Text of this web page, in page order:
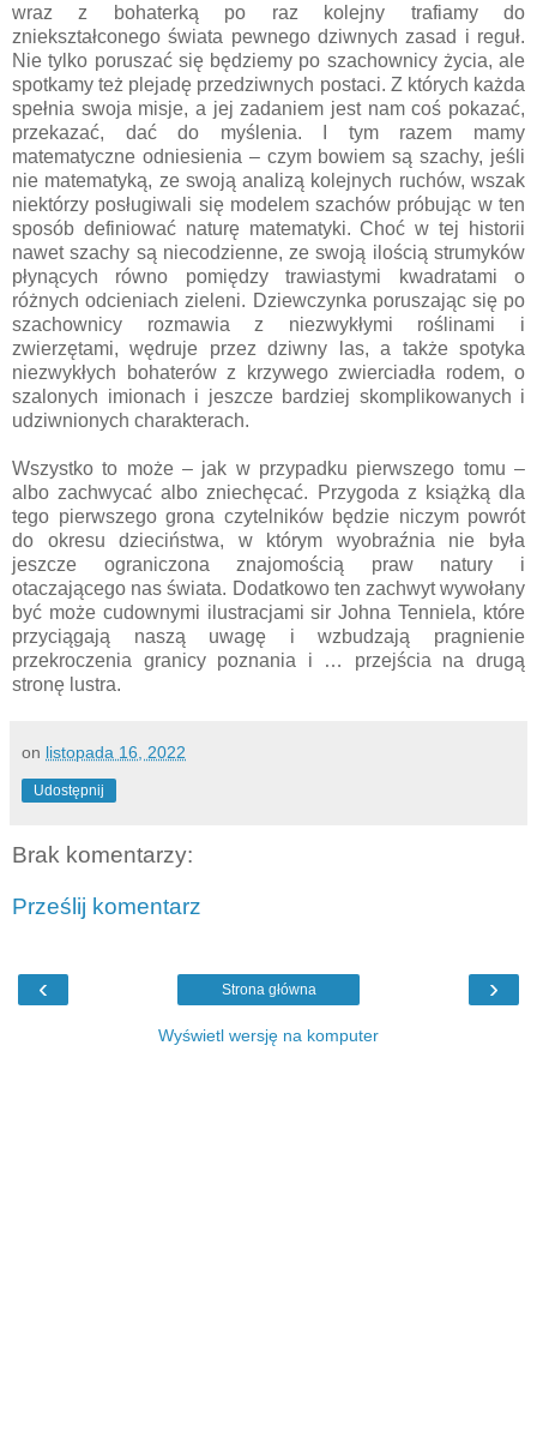
wraz z bohaterką po raz kolejny trafiamy do
zniekształconego świata pewnego dziwnych zasad i reguł.
Nie tylko poruszać się będziemy po szachownicy życia, ale
spotkamy też plejadę przedziwnych postaci. Z których każda
spełnia swoja misje, a jej zadaniem jest nam coś pokazać,
przekazać, dać do myślenia. I tym razem mamy
matematyczne odniesienia – czym bowiem są szachy, jeśli
nie matematyką, ze swoją analizą kolejnych ruchów, wszak
niektórzy posługiwali się modelem szachów próbując w ten
sposób definiować naturę matematyki. Choć w tej historii
nawet szachy są niecodzienne, ze swoją ilością strumyków
płynących równo pomiędzy trawiastymi kwadratami o
różnych odcieniach zieleni. Dziewczynka poruszając się po
szachownicy rozmawia z niezwykłymi roślinami i
zwierzętami, wędruje przez dziwny las, a także spotyka
niezwykłych bohaterów z krzywego zwierciadła rodem, o
szalonych imionach i jeszcze bardziej skomplikowanych i
udziwnionych charakterach.
Wszystko to może – jak w przypadku pierwszego tomu –
albo zachwycać albo zniechęcać. Przygoda z książką dla
tego pierwszego grona czytelników będzie niczym powrót
do okresu dzieciństwa, w którym wyobraźnia nie była
jeszcze ograniczona znajomością praw natury i
otaczającego nas świata. Dodatkowo ten zachwyt wywołany
być może cudownymi ilustracjami sir Johna Tenniela, które
przyciągają naszą uwagę i wzbudzają pragnienie
przekroczenia granicy poznania i … przejścia na drugą
stronę lustra.
on listopada 16, 2022
Udostępnij
Brak komentarzy:
Prześlij komentarz
‹ ›
Strona główna
Wyświetl wersję na komputer